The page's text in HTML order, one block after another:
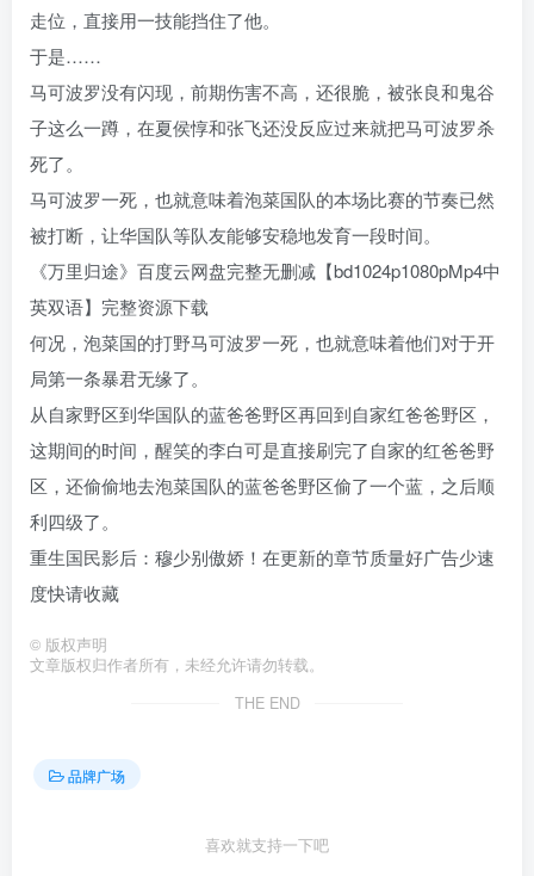
走位，直接用一技能挡住了他。
于是……
马可波罗没有闪现，前期伤害不高，还很脆，被张良和鬼谷
子这么一蹲，在夏侯惇和张飞还没反应过来就把马可波罗杀
死了。
马可波罗一死，也就意味着泡菜国队的本场比赛的节奏已然
被打断，让华国队等队友能够安稳地发育一段时间。
《万里归途》百度云网盘完整无删减【bd1024p1080pMp4中
英双语】完整资源下载
何况，泡菜国的打野马可波罗一死，也就意味着他们对于开
局第一条暴君无缘了。
从自家野区到华国队的蓝爸爸野区再回到自家红爸爸野区，
这期间的时间，醒笑的李白可是直接刷完了自家的红爸爸野
区，还偷偷地去泡菜国队的蓝爸爸野区偷了一个蓝，之后顺
利四级了。
重生国民影后：穆少别傲娇！在更新的章节质量好广告少速
度快请收藏
© 版权声明
文章版权归作者所有，未经允许请勿转载。
THE END
品牌广场
喜欢就支持一下吧